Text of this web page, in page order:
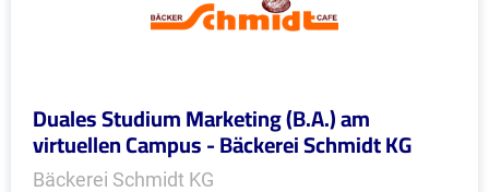
Duales Studium Marketing (B.A.) am
virtuellen Campus - Bäckerei Schmidt KG
Bäckerei Schmidt KG